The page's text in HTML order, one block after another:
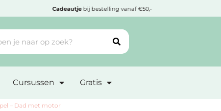
Cadeautjebij bestelling vanaf €50,-
Cursussen Gratis
– Dad met motor